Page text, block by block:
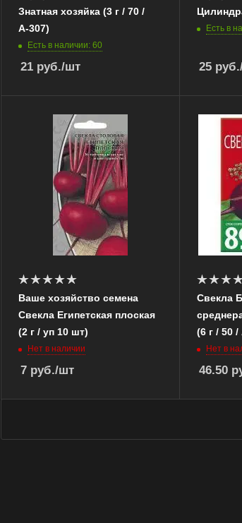
Знатная хозяйка (3 г / 70 /
А-307)
Есть в наличии: 60
21 руб./шт
Есть в
25 руб.
Ваше хозяйство семена
Свекла Египетская плоская
(2 г / уп 10 шт)
Нет в наличии
7 руб./шт
Свекла
(6 г / 50 /
Нет в
46.50